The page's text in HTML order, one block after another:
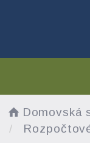
Domovská